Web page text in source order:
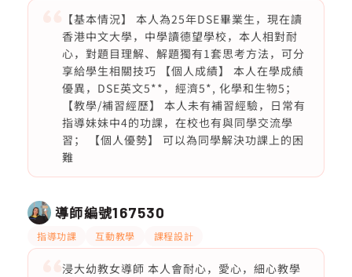
【基本情況】 本人為25年DSE畢業生，現在讀
香港中文大學，中學讀德望學校，本人相對耐
心，對題目理解、解題獨有1套思考方法，可分
享給學生相關技巧 【個人成績】 本人在學成績
優異，DSE英文5**，經濟5*, 化學和生物5；
【教學/補習經歷】 本人未有補習經驗，日常有
指導妹妹中4的功課，在校也有與同學交流學
習； 【個人優勢】 可以為同學解決功課上的困
難
導師編號167530
指導功課 互動教學 課程設計
浸大幼教女導師 本人會耐心，愛心，細心教學